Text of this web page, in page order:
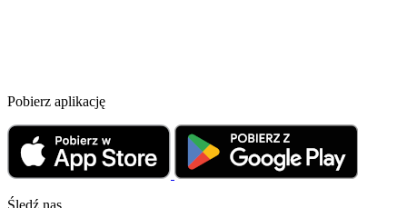
Pobierz aplikację